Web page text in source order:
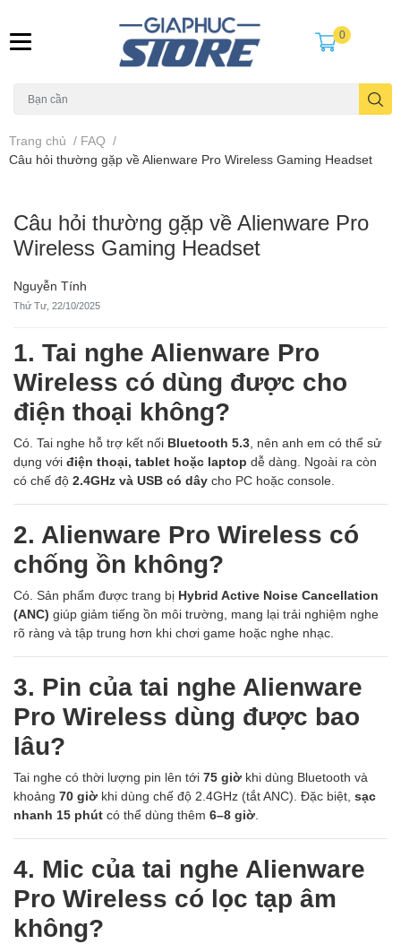
0
Trang chủ / FAQ /
Câu hỏi thường gặp về Alienware Pro Wireless Gaming Headset
Câu hỏi thường gặp về Alienware Pro
Wireless Gaming Headset
Nguyễn Tính
Thứ Tư, 22/10/2025
1. Tai nghe Alienware Pro
Wireless có dùng được cho
điện thoại không?
Có. Tai nghe hỗ trợ kết nối Bluetooth 5.3 , nên anh em có thể sử
dụng với điện thoại, tablet hoặc laptop dễ dàng. Ngoài ra còn
có chế độ 2.4GHz và USB có dây cho PC hoặc console.
2. Alienware Pro Wireless có
chống ồn không?
Có. Sản phẩm được trang bị Hybrid Active Noise Cancellation
(ANC) giúp giảm tiếng ồn môi trường, mang lại trải nghiệm nghe
rõ ràng và tập trung hơn khi chơi game hoặc nghe nhạc.
3. Pin của tai nghe Alienware
Pro Wireless dùng được bao
lâu?
Tai nghe có thời lượng pin lên tới 75 giờ khi dùng Bluetooth và
khoảng 70 giờ khi dùng chế độ 2.4GHz (tắt ANC). Đặc biệt, sạc
nhanh 15 phút có thể dùng thêm 6–8 giờ
4. Mic của tai nghe Alienware
Pro Wireless có lọc tạp âm
không?